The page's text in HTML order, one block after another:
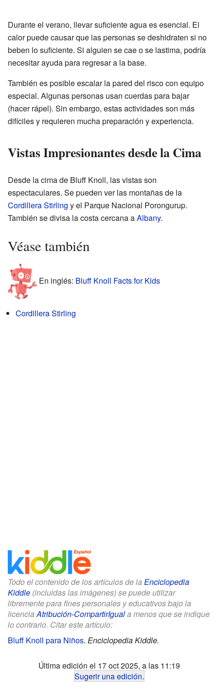
Durante el verano, llevar suficiente agua es esencial. El
calor puede causar que las personas se deshidraten si no
beben lo suficiente. Si alguien se cae o se lastima, podría
necesitar ayuda para regresar a la base.
También es posible escalar la pared del risco con equipo
especial. Algunas personas usan cuerdas para bajar
(hacer rápel). Sin embargo, estas actividades son más
difíciles y requieren mucha preparación y experiencia.
Vistas Impresionantes desde la Cima
Desde la cima de Bluff Knoll, las vistas son
espectaculares. Se pueden ver las montañas de la
Cordillera Stirling y el Parque Nacional Porongurup.
También se divisa la costa cercana aAlbany.
Véase también
En inglés: Bluff Knoll Facts for Kids
Cordillera Stirling
Todo el contenido de los artículos de la Enciclopedia
Kiddle (incluidas las imágenes) se puede utilizar
libremente para fines personales y educativos bajo la
licenciaAtribución-CompartirIguala menos que se indique
lo contrario. Citar este artículo:
Bluff Knoll para Niños. Enciclopedia Kiddle.
Última edición el 17 oct 2025, a las 11:19
Sugerir una edición.